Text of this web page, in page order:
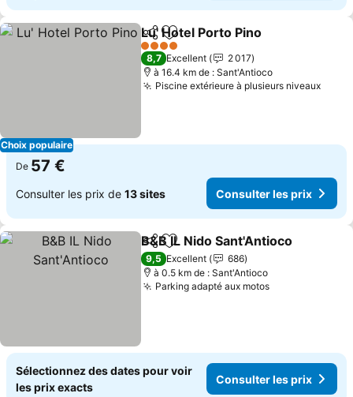
Choix populaire
PartagerAjouter à mes favoris
Lu' Hotel Porto Pino
4 Étoiles
8,7 Excellent
2 017
à 16.4 km de : Sant'Antioco
Piscine extérieure à plusieurs niveaux
De 57 €
Consulter les prix de 13 sites Consulter les prix
PartagerAjouter à mes favoris
B&B IL Nido Sant'Antioco
9,5 Excellent
686
à 0.5 km de : Sant'Antioco
Parking adapté aux motosConsulter les
Sélectionnez des dates pour voir
les prix exacts
Consulter les prix